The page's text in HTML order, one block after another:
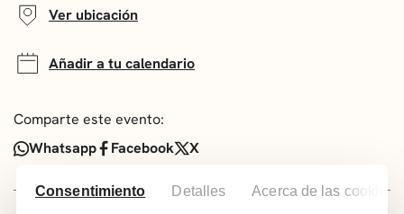
Consentimiento Detalles Acerca de las cookies
Ver ubicación
Añadir a tu calendario
Comparte este evento:
Whatsapp
Facebook X